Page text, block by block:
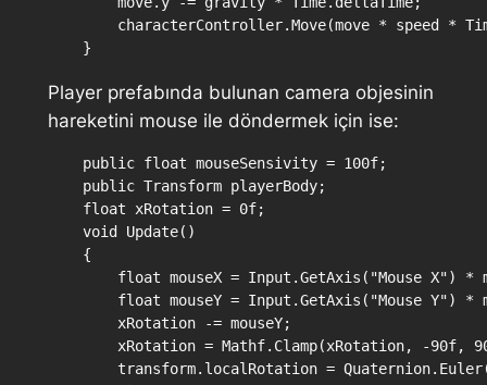
characterController.Move(move * speed *
Player prefabında bulunan camera objesinin
hareketini mouse ile döndermek için ise:
    public float mouseSensivity = 100f;
    public Transform playerBody;
    float xRotation = 0f;
    void Update()
    {
float mouseX = Input.GetAxis("Mouse X") *
float mouseY = Input.GetAxis("Mouse Y") *
        xRotation -= mouseY;
xRotation = Mathf.Clamp(xRotation, -90f,
transform.localRotation =